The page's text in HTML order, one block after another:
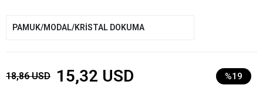
PAMUK/MODAL/KRİSTAL DOKUMA
18,86 USD 15,32 USD %19